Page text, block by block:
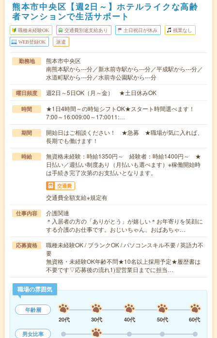
熊本市中央区【週2日～】ホテルライクな高齢
者マンションで生活サポート
職種未経験OK 交通費別途支給あり 土日祝日が休み 残業なし
WEB登録OK 派遣
勤務地
熊本市中央区
南熊本駅から---分／新水前寺駅から---分／平成駅から---分／
水道町駅から---分／水前寺公園駅から---分
曜日頻度 週2日～5日OK（月～金） ★土日休みOK
時間
★1日4時間～の時短シフトOK★スタート時間選べます！
7:00～16:009:00～17:0011:…
期間
開始日はご相談ください！ ★急募 ★職場が気に入れば、
長期でも働けます！
時給
無資格未経験：時給1350円～ 経験者：時給1400円～ ★
日払い／週払い制度あり（月払いも選べます）※稼働開始時
は手続き完了次第のお支払いとなります。
交通費
交通費全額支給※規定有
仕事内容
介護関連
＊入居者の方の「ありがとう」が嬉しい＊お年寄りを笑顔に
する介護のお仕事です。おじいちゃん、おばあちゃ…
応募資格
職種未経験OK / ブランクOK / パソコンスキル不要 / 英語力不
要
無資格・未経験OK年齢不問★10名以上採用予定★履歴書は
不要です▽応募後の流れ1)翌営業日までに担当…
職場の雰囲気
年齢層
20代
30代 40代 50代
60代
男女比率